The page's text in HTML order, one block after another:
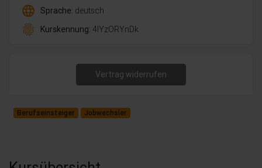
language Sprache: deutsch
fingerprint Kurskennung: 4lYzORYnDk
Vertrag widerrufen
Berufseinsteiger Jobwechsler